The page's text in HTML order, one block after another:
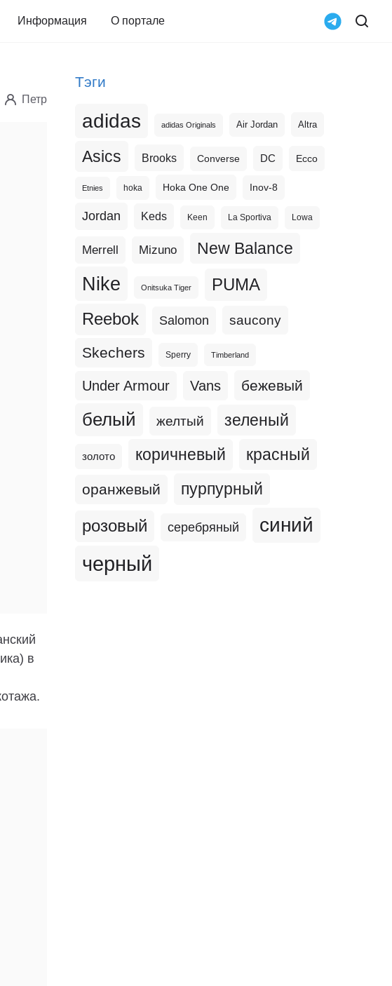
Информация О портале
Петр
в
Тэги
adidas adidas Originals Air Jordan Altra
Asics Brooks Converse DC Ecco
Etnies hoka Hoka One One Inov-8
Jordan Keds Keen La Sportiva Lowa
Merrell Mizuno New Balance
Nike Onitsuka Tiger PUMA
Reebok Salomon saucony
Skechers Sperry Timberland
Under Armour Vans бежевый
белый желтый зеленый
золото коричневый красный
оранжевый пурпурный
розовый серебряный синий
черный